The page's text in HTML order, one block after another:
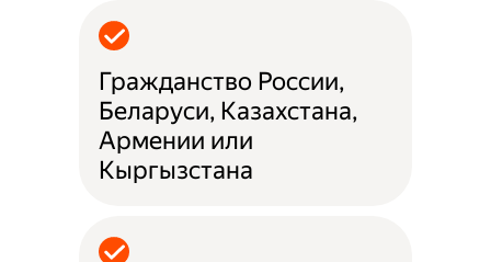
Гражданство России,
Беларуси, Казахстана,
Армении или
Кыргызстана